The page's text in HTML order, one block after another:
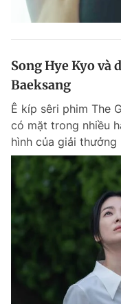
Song Hye Kyo và
Baeksang
Ê kíp sêri phim The
có mặt trong nhiều
hình của giải thưởng